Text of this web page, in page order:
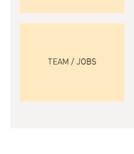
TEAM / JOBS